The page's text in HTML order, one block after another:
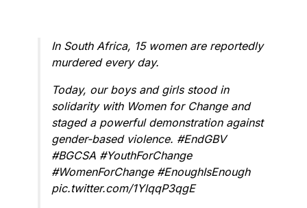
In South Africa, 15 women are reportedly
murdered every day.
Today, our boys and girls stood in
solidarity with Women for Change and
staged a powerful demonstration against
gender-based violence. #EndGBV
#BGCSA #YouthForChange
#WomenForChange #EnoughIsEnough
pic.twitter.com/1YlqqP3qgE